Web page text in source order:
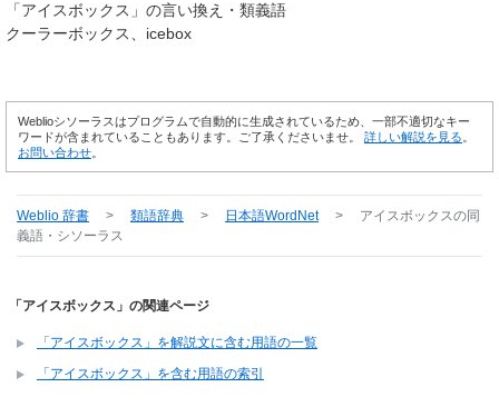
「アイスボックス 」の言い換え・類義語
クーラーボックス
icebox
Weblioシソーラスはプログラムで自動的に生成されているため、一部不適切なキー
ワードが含まれていることもあります。ご了承くださいませ。 詳しい解説を見る。
お問い合わせ。
Weblio 辞書 > 類語辞典 > 日本語WordNet > アイスボックスの同
義語・シソーラス
「アイスボックス」の関連ページ
「アイスボックス」を解説文に含む用語の一覧
「アイスボックス」を含む用語の索引